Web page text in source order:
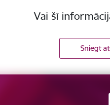
Vai šī
Sniegt